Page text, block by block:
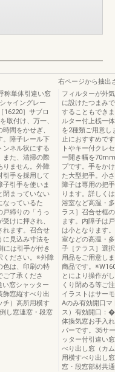
称単体引違い窓
ャイングレー
16220］サブロ
取付け、万一、
間をかせぎ、
。障子レール下
ンネル状にする
また、清掃の際
りません。外障
引手を採用して
引手を使いま
閉まっていない
なっているた
戸締りの「うっ
けに押され、
れます。召合せ
に見込み寸法を
には引手が付き
ください。※外障
色は、印刷の特
ご了承くださ
い窓シャッター
飾窓縦すべり出
チ）高所用横す
し窓連窓・段窓
右ページから抽出
フィルターが外
に設けたつまみ
することもでき
ルター付上桟一
を2種類ご用意し
止におすすめで
トやキー付クレ
ー開き幅を
プです。手をか
た大型把手。小
障子は専用の把
ります。詳しく
浴室など高温・
ラス］召合せ框
ます。内障子は
は小となります
室などの高温・
子［テラス］選
用品をご用意し
商品です。
とにより操作が
くり閉める等ご
イラストはサー
Aのみ有効開口
ス）有効開口：
体換気窓お手入
パーです。35サ
ッター付引違い
べり出し窓（カ
用横すべり出し
窓・段窓部材共